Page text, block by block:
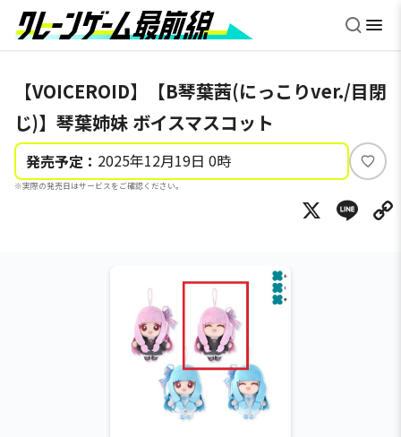
【VOICEROID】【B琴葉茜(にっこりver./目閉
じ)】琴葉姉妹 ボイスマスコット
発売予定： 2025年12月19日 0時
※実際の発売日はサービスをご確認ください。
い
ね
X